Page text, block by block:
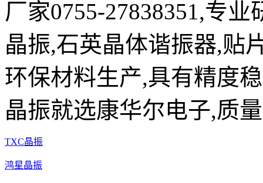
厂家0755-27838351,专
晶振,石英晶体谐振器,贴
环保材料生产,具有精度
晶振就选康华尔电子,质
TXC晶振
鸿星晶振